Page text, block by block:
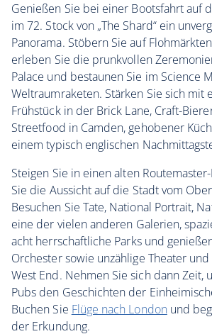
Genießen Sie bei einer Bootsfahrt auf
im 72. Stock von „The Shard“ ein
Panorama. Stöbern Sie auf
erleben Sie die prunkvollen
Palace und bestaunen Sie im Science
Weltraumraketen. Stärken Sie sich mit
Frühstück in der Brick Lane, Craft-
Streetfood in Camden, gehobener
einem typisch englischen
Steigen Sie in einen alten
Sie die Aussicht auf die Stadt vom
Besuchen Sie Tate, National Portrait,
eine der vielen anderen Galerien,
acht herrschaftliche Parks und
Orchester sowie unzählige Theater
West End. Nehmen Sie sich dann Zeit,
Pubs den Geschichten der
Buchen Sie Flüge nach London und
der Erkundung.